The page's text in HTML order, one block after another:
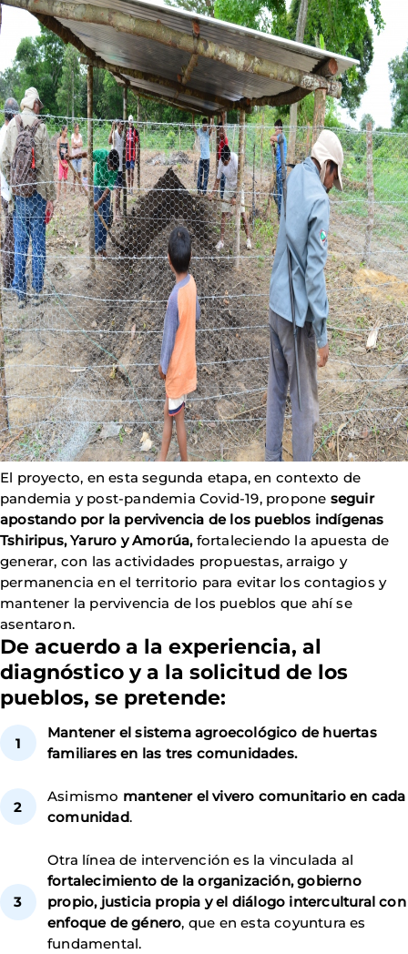
El proyecto, en esta segunda etapa, en contexto de
pandemia y post-pandemia Covid-19, propone seguir
apostando por la pervivencia de los pueblos indígenas
Tshiripus, Yaruro y Amorúa,fortaleciendo la apuesta de
generar, con las actividades propuestas, arraigo y
permanencia en el territorio para evitar los contagios y
mantener la pervivencia de los pueblos que ahí se
asentaron.
De acuerdo a la experiencia, al
diagnóstico y a la solicitud de los
pueblos, se pretende:
Mantener el sistema agroecológico de huertas
familiares en las tres comunidades.
Asimismo mantener el vivero comunitario en cada
comunidad.
Otra línea de intervención es la vinculada al
fortalecimiento de la organización, gobierno
propio, justicia propia y el diálogo intercultural con
enfoque de género, que en esta coyuntura es
fundamental.